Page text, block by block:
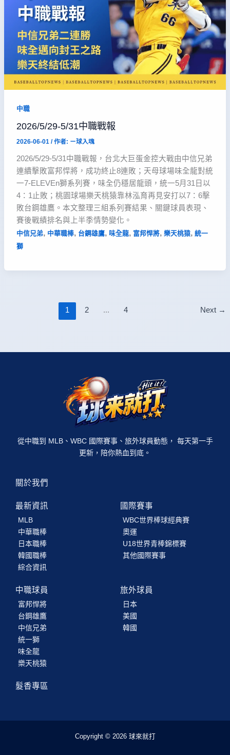
中職
2026/5/29-5/31中職戰報
2026-06-01 / 作者: ㄧ球入魂
2026/5/29-5/31中職戰報，台北大巨蛋金控大戰由中信兄弟
連續擊敗富邦悍將，成功終止8連敗；天母球場味全龍對統
一7-ELEVEn獅系列賽，味全仍穩居龍頭，統一5月31日以
4：1止敗；桃園球場樂天桃猿靠林泓育再見安打以7：6擊
敗台鋼雄鷹。本文整理三組系列賽結果、關鍵球員表現、
賽後戰績排名與上半季情勢變化。
中信兄弟, 中華職棒, 台鋼雄鷹, 味全龍, 富邦悍將, 樂天桃猿, 統一
獅
1 2 ... 4 Next →
從中職到 MLB、WBC 國際賽事、旅外球員動態， 每天第一手
更新，陪你熱血到底。
關於我們
最新資訊
MLB
中華職棒
日本職棒
韓國職棒
綜合資訊
國際賽事
WBC世界棒球經典賽
奧運
U18世界青棒錦標賽
其他國際賽事
中職球員
富邦悍將
台鋼雄鷹
中信兄弟
統一獅
味全龍
樂天桃猿
旅外球員
日本
美國
韓國
髮香專區
Copyright © 2026 球來就打